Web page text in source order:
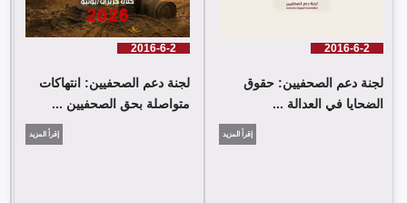
2016-6-2
لجنة دعم الصحفيين: حقوق
الضحايا في العدالة ...
إقرأ المزيد
2016-6-2
لجنة دعم الصحفيين: انتهاكات
متواصلة بحق الصحفيين ...
إقرأ المزيد